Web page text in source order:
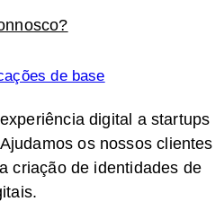
de base
digital a startups
os nossos clientes
criação de identidades de